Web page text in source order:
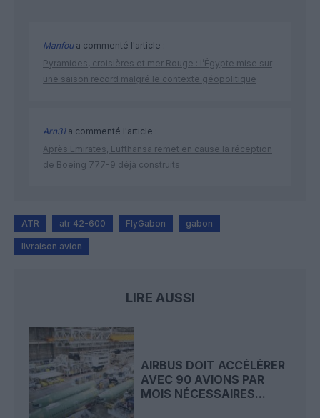
Manfoua commenté l'article :
Pyramides, croisières et mer Rouge : l’Égypte mise sur
une saison record malgré le contexte géopolitique
Arn31a commenté l'article :
Après Emirates, Lufthansa remet en cause la réception
de Boeing 777-9 déjà construits
ATR atr 42-600 FlyGabon gabon
livraison avion
LIRE AUSSI
AIRBUS DOIT ACCÉLÉRER
AVEC 90 AVIONS PAR
MOIS NÉCESSAIRES...